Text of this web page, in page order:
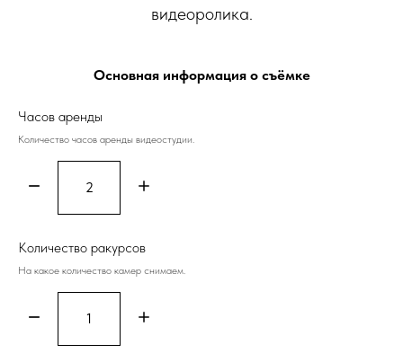
видеоролика.
Основная информация о съёмке
Часов аренды
Количество часов аренды видеостудии.
Количество ракурсов
На какое количество камер снимаем.